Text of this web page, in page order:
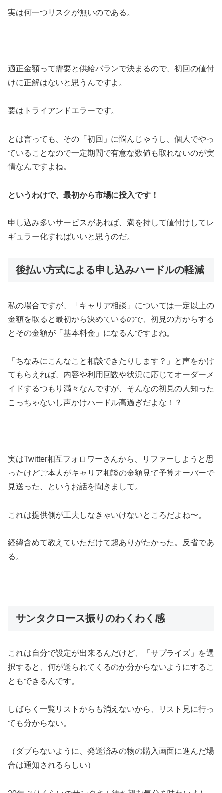
実は何一つリスクが無いのである。
適正金額って需要と供給バランで決まるので、初回の値付
けに正解はないと思うんですよ。
要はトライアンドエラーです。
とは言っても、その「初回」に悩んじゃうし、個人でやっ
ていることなので一定期間で有意な数値も取れないのが実
情なんですよね。
というわけで、最初から市場に投入です！
申し込み多いサービスがあれば、満を持して値付けしてレ
ギュラー化すればいいと思うのだ。
後払い方式による申し込みハードルの軽減
私の場合ですが、「キャリア相談」については一定以上の
金額を取ると最初から決めているので、初見の方からする
とその金額が「基本料金」になるんですよね。
「ちなみにこんなこと相談できたりします？」と声をかけ
てもらえれば、内容や利用回数や状況に応じてオーダーメ
イドするつもり満々なんですが、そんなの初見の人知った
こっちゃないし声かけハードル高過ぎだよな！？
実はTwitter相互フォロワーさんから、リファーしようと思
ったけどご本人がキャリア相談の金額見て予算オーバーで
見送った、というお話を聞きまして。
これは提供側が工夫しなきゃいけないところだよね〜。
経緯含めて教えていただけて超ありがたかった。反省であ
る。
サンタクロース振りのわくわく感
これは自分で設定が出来るんだけど、「サプライズ」を選
択すると、何が送られてくるのか分からないようにするこ
ともできるんです。
しばらく一覧リストからも消えないから、リスト見に行っ
ても分からない。
（ダブらないように、発送済みの物の購入画面に進んだ場
合は通知されるらしい）